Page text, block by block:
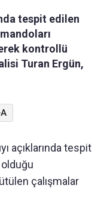
tespit edilen
kontrollü
Turan Ergün,
açıklarında tespit
çalışmalar